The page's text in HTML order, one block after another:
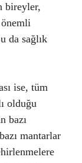
bireyler,
önemli
da sağlık
ise, tüm
olduğu
bazı
mantarlar